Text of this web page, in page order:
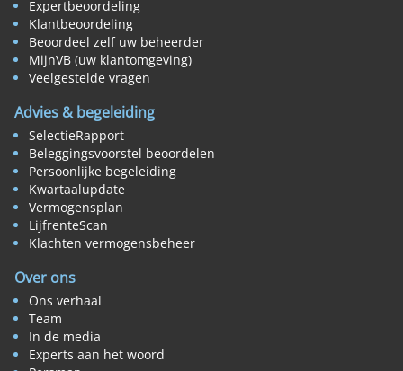
Expertbeoordeling
Klantbeoordeling
Beoordeel zelf uw beheerder
MijnVB (uw klantomgeving)
Veelgestelde vragen
Advies & begeleiding
SelectieRapport
Beleggingsvoorstel beoordelen
Persoonlijke begeleiding
Kwartaalupdate
Vermogensplan
LijfrenteScan
Klachten vermogensbeheer
Over ons
Ons verhaal
Team
In de media
Experts aan het woord